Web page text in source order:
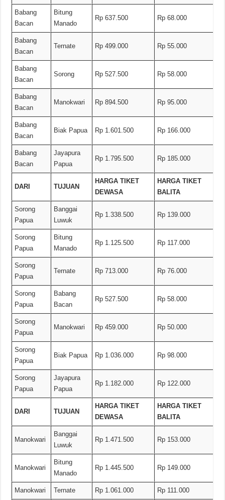
Babang
Bacan
Bitung
Manado
Rp 637.500 Rp 68.000
Babang
Bacan
Ternate Rp 499.000 Rp 55.000
Babang
Bacan
Sorong Rp 527.500 Rp 58.000
Babang
Bacan
Manokwari Rp 894.500 Rp 95.000
Babang
Bacan
Biak Papua Rp 1.601.500 Rp 166.000
Babang
Bacan
Jayapura
Papua
Rp 1.795.500 Rp 185.000
DARI TUJUAN
HARGA TIKET
DEWASA
HARGA TIKET
BALITA
Sorong
Papua
Banggai
Luwuk
Rp 1.338.500 Rp 139.000
Sorong
Papua
Bitung
Manado
Rp 1.125.500 Rp 117.000
Sorong
Papua
Ternate Rp 713.000 Rp 76.000
Sorong
Papua
Babang
Bacan
Rp 527.500 Rp 58.000
Sorong
Papua
Manokwari Rp 459.000 Rp 50.000
Sorong
Papua
Biak Papua Rp 1.036.000 Rp 98.000
Sorong
Papua
Jayapura
Papua
Rp 1.182.000 Rp 122.000
DARI TUJUAN
HARGA TIKET
DEWASA
HARGA TIKET
BALITA
Manokwari
Banggai
Luwuk
Rp 1.471.500 Rp 153.000
Manokwari
Bitung
Manado
Rp 1.445.500 Rp 149.000
Manokwari Ternate Rp 1.061.000 Rp 111.000